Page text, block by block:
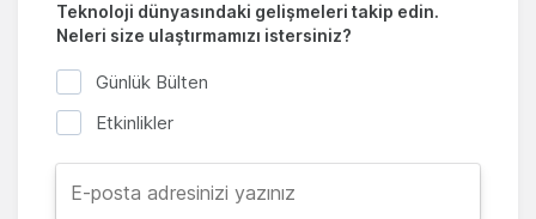
Teknoloji dünyasındaki gelişmeleri takip edin.
Neleri size ulaştırmamızı istersiniz?
Günlük Bülten
Etkinlikler